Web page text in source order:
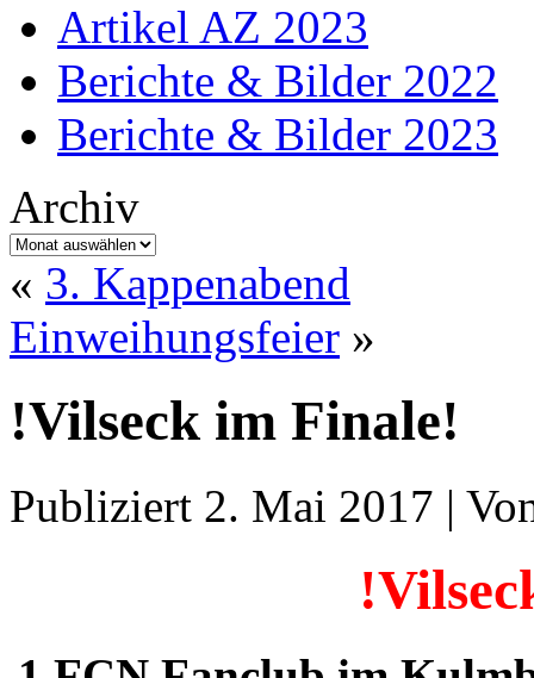
Artikel AZ 2023
Berichte & Bilder 2022
Berichte & Bilder 2023
Archiv
Archiv
« 3. Kappenabend
Einweihungsfeier »
!Vilseck im Finale!
Publiziert 2. Mai 2017 |